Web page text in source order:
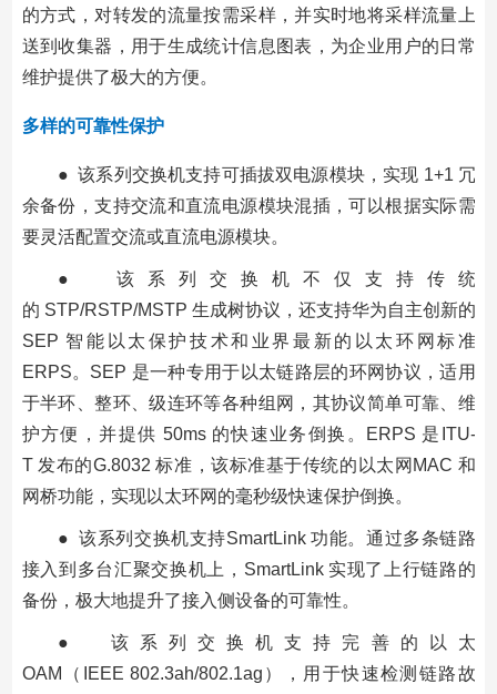
的方式，对转发的流量按需采样，并实时地将采样流量上
送到收集器，用于生成统计信息图表，为企业用户的日常
维护提供了极大的方便。
多样的可靠性保护
● 该系列交换机支持可插拔双电源模块，实现 1+1 冗
余备份，支持交流和直流电源模块混插，可以根据实际需
要灵活配置交流或直流电源模块。
● 该系列交换机不仅支持传统
的 STP/RSTP/MSTP 生成树协议，还支持华为自主创新的
SEP 智能以太保护技术和业界最新的以太环网标准
ERPS。SEP 是一种专用于以太链路层的环网协议，适用
于半环、整环、级连环等各种组网，其协议简单可靠、维
护方便，并提供 50ms 的快速业务倒换。ERPS 是ITU-
T 发布的G.8032 标准，该标准基于传统的以太网MAC 和
网桥功能，实现以太环网的毫秒级快速保护倒换。
● 该系列交换机支持SmartLink 功能。通过多条链路
接入到多台汇聚交换机上，SmartLink 实现了上行链路的
备份，极大地提升了接入侧设备的可靠性。
● 该系列交换机支持完善的以太
OAM（IEEE 802.3ah/802.1ag），用于快速检测链路故